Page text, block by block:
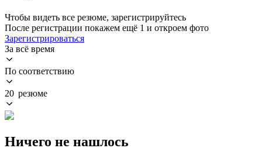
Чтобы видеть все резюме, зарегистрируйтесь
После регистрации покажем ещё 1 и откроем фото
Зарегистрироваться
За всё время
По соответствию
20 резюме
Ничего не нашлось